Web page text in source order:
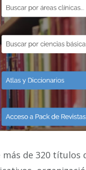
más de 320 títulos